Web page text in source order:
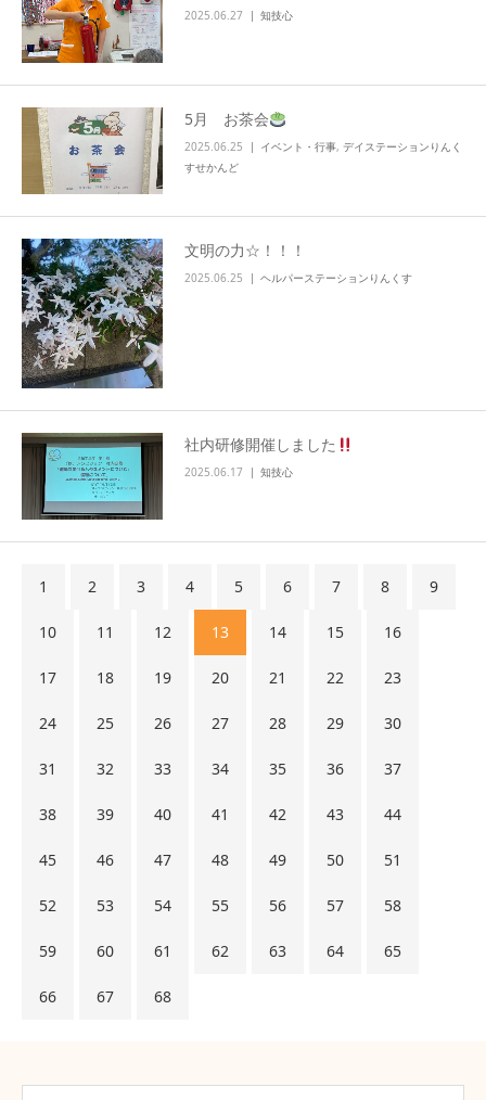
2025.06.27 知技心
5月 お茶会
2025.06.25 イベント・行事, デイステーションりんく
すせかんど
文明の力☆！！！
2025.06.25 ヘルパーステーションりんくす
社内研修開催しました
2025.06.17 知技心
1 2 3 4 5 6 7 8 9
10 11 12 13 14 15 16
17 18 19 20 21 22 23
24 25 26 27 28 29 30
31 32 33 34 35 36 37
38 39 40 41 42 43 44
45 46 47 48 49 50 51
52 53 54 55 56 57 58
59 60 61 62 63 64 65
66 67 68